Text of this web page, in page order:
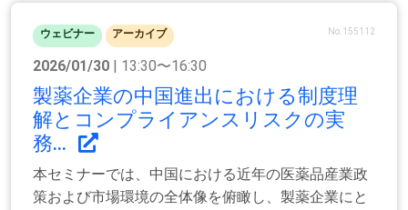
ウェビナー アーカイブ No.155112
2026/01/30 | 13:30〜16:30
製薬企業の中国進出における制度理
解とコンプライアンスリスクの実
務...
本セミナーでは、中国における近年の医薬品産業政
策および市場環境の全体像を俯瞰し、製薬企業にと